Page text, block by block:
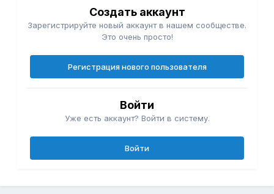
Создать аккаунт
Зарегистрируйте новый аккаунт в нашем сообществе.
Это очень просто!
Регистрация нового пользователя
Войти
Уже есть аккаунт? Войти в систему.
Войти